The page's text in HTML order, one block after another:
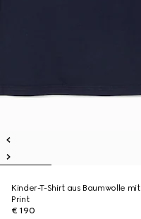
Kinder-T-Shirt aus Baumwolle mit
Print
€ 190